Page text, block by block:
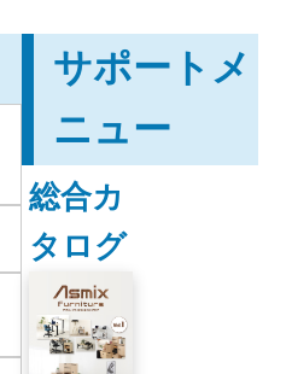
サポートメ
ニュー
総合カ
タログ